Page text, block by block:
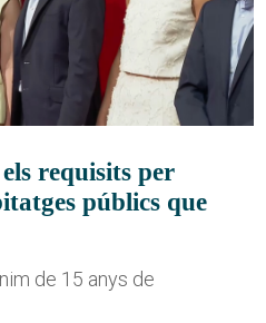
requisits per
públics que
de 15 anys de